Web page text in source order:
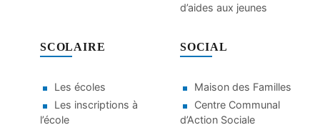
d’aides aux jeunes
SCOLAIRE
Les écoles
Les inscriptions à
l’école
SOCIAL
Maison des Familles
Centre Communal
d’Action Sociale